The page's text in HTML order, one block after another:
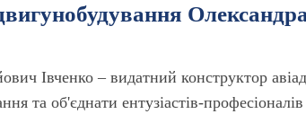
Івченко – видатний конструктор
та об'єднати ентузіастів-